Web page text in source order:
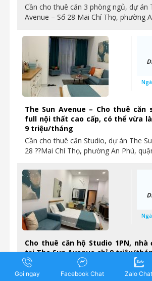
Cần cho thuê căn 3 phòng ngủ, dự án
Avenue – Số 28 Mai Chí Thọ, phường
The Sun Avenue – Cho thuê căn
full nội thất cao cấp, có thể vừa
9 triệu/tháng
Cần cho thuê căn Studio, dự án The
28 ??Mai Chí Thọ, phường An Phú,
Cho thuê căn hộ Studio 1PN,
tại The Sun Avenue chỉ 9 triệu/
Cho thuê nhanh căn hộ Studio 1PN
The Sun Avenue Nhà hoàn thiện y
Gọi ngay Facebook Chat Zalo Chat